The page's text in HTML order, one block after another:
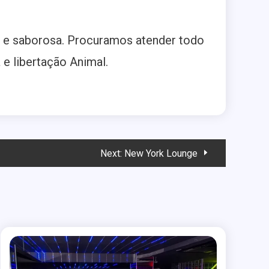
saborosa. Procuramos atender todo
libertação Animal.
Next: New York Lounge